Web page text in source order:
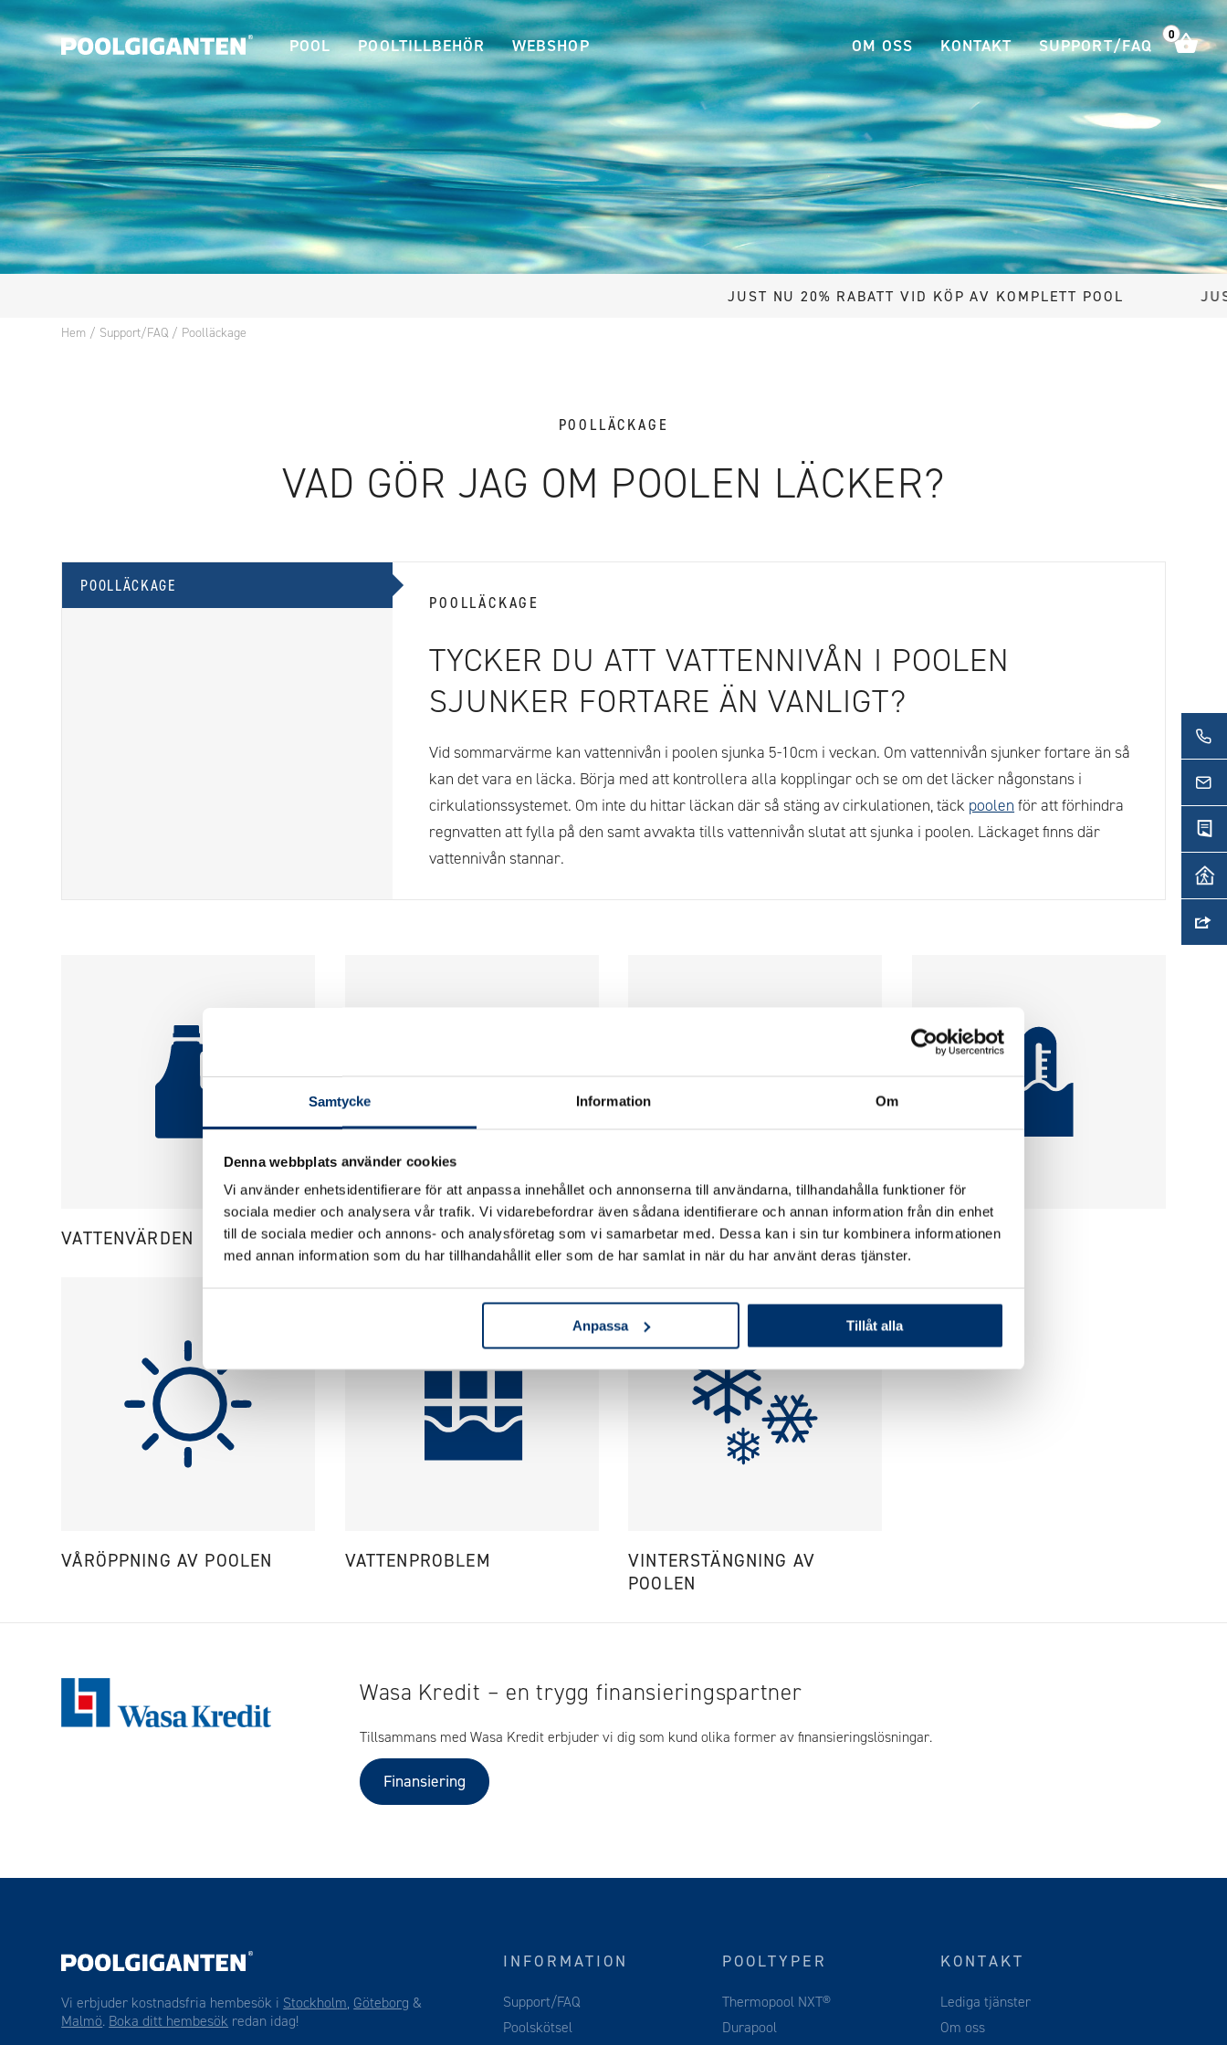
Samtycke Information Om
Denna webbplats använder cookies
Vi använder enhetsidentifierare för att anpassa innehållet och annonserna till användarna, tillhandahålla funktioner för
sociala medier och analysera vår trafik. Vi vidarebefordrar även sådana identifierare och annan information från din enhet
till de sociala medier och annons- och analysföretag som vi samarbetar med. Dessa kan i sin tur kombinera informationen
med annan information som du har tillhandahållit eller som de har samlat in när du har använt deras tjänster.
Anpassa Tillåt alla
POOL POOLTILLBEHÖR WEBSHOP OM OSS KONTAKT SUPPORT/FAQ
JUST NU 20% RABATT VID KÖP AV KOMPLETT POOL JUST NU 20%
Hem / Support/FAQ / Poolläckage
POOLLÄCKAGE
VAD GÖR JAG OM POOLEN LÄCKER?
POOLLÄCKAGE
POOLLÄCKAGE
TYCKER DU ATT VATTENNIVÅN I POOLEN
SJUNKER FORTARE ÄN VANLIGT?
Vid sommarvärme kan vattennivån i poolen sjunka 5-10cm i veckan. Om vattennivån sjunker fortare än så
kan det vara en läcka. Börja med att kontrollera alla kopplingar och se om det läcker någonstans i
cirkulationssystemet. Om inte du hittar läckan där så stäng av cirkulationen, täck poolen för att förhindra
regnvatten att fylla på den samt avvakta tills vattennivån slutat att sjunka i poolen. Läckaget finns där
vattennivån stannar.
VATTENVÄRDEN CIRKULATIONSPUMP SMUTS/SKRÄP I POOLEN VÄRME
VÅRÖPPNING AV POOLEN VATTENPROBLEM
VINTERSTÄNGNING AV
POOLEN
Wasa Kredit – en trygg finansieringspartner
Tillsammans med Wasa Kredit erbjuder vi dig som kund olika former av finansieringslösningar.
Finansiering
Vi erbjuder kostnadsfria hembesök i Stockholm, Göteborg &
Malmö. Boka ditt hembesök redan idag!
INFORMATION
Support/FAQ
Poolskötsel
POOLTYPER
Thermopool NXT®
Durapool
KONTAKT
Lediga tjänster
Om oss
0